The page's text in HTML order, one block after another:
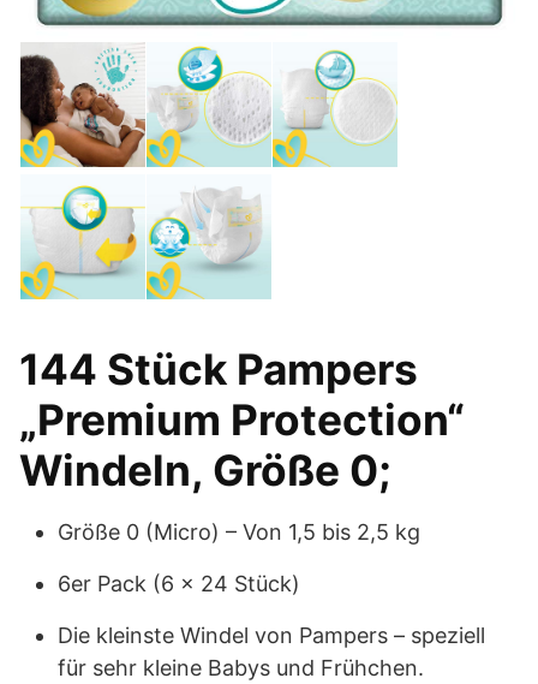
144 Stück Pampers
„Premium Protection“
Windeln, Größe 0;
Größe 0 (Micro) – Von 1,5 bis 2,5 kg
6er Pack (6 x 24 Stück)
Die kleinste Windel von Pampers – speziell
für sehr kleine Babys und Frühchen.